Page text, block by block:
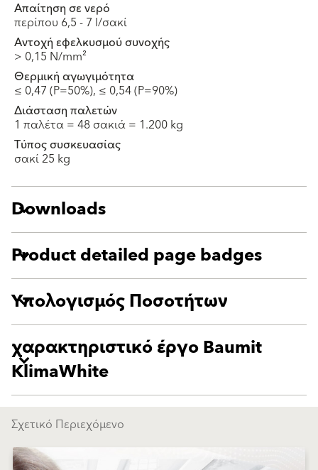
Απαίτηση σε νερό
περίπου 6,5 - 7 l/σακί
Αντοχή εφελκυσμού συνοχής
> 0,15 N/mm²
Θερμική αγωγιμότητα
≤ 0,47 (P=50%), ≤ 0,54 (P=90%)
Διάσταση παλετών
1 παλέτα = 48 σακιά = 1.200 kg
Τύπος συσκευασίας
σακί 25 kg
Downloads
Product detailed page badges
Υπολογισμός Ποσοτήτων
χαρακτηριστικό έργο Baumit
KlimaWhite
Σχετικό Περιεχόμενο